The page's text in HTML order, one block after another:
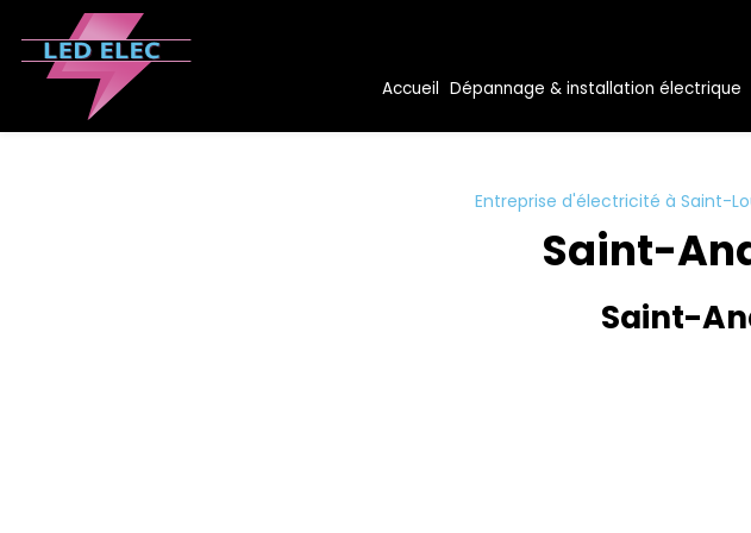
Accueil Dépannage & installation électrique
Entreprise d'électricité à Saint-
Saint-
Saint-
Panneau de gestion des cookies